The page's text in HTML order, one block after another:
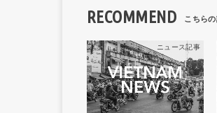
RECOMMEND
ニュース記事